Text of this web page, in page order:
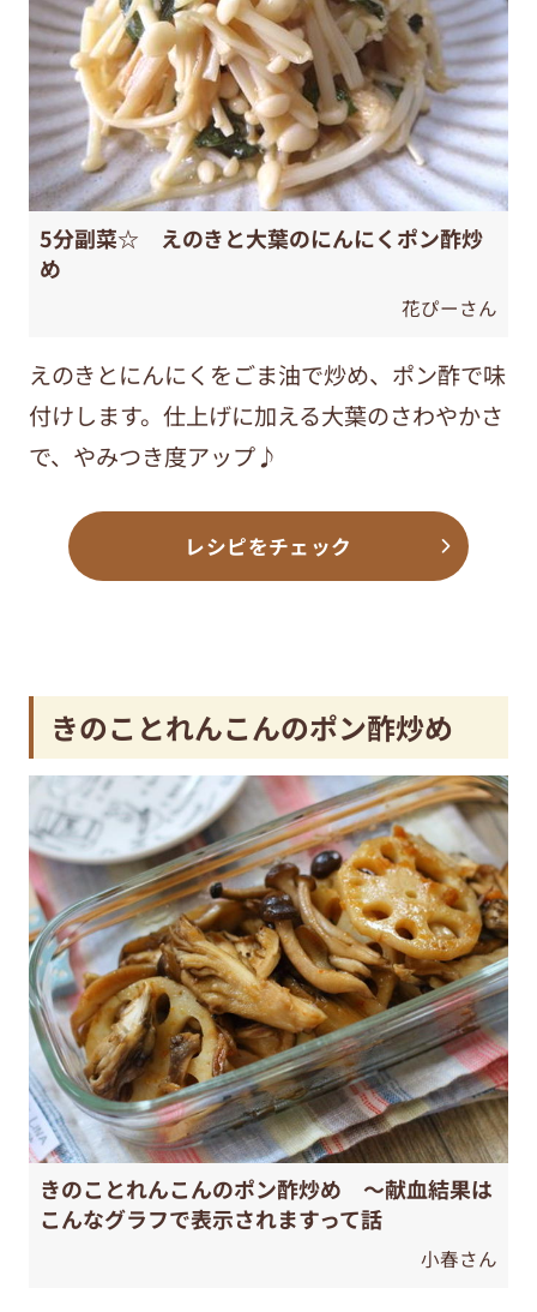
5分副菜☆ えのきと大葉のにんにくポン酢炒
め
花ぴーさん
えのきとにんにくをごま油で炒め、ポン酢で味
付けします。仕上げに加える大葉のさわやかさ
で、やみつき度アップ♪
レシピをチェック
きのことれんこんのポン酢炒め
きのことれんこんのポン酢炒め ～献血結果は
こんなグラフで表示されますって話
小春さん